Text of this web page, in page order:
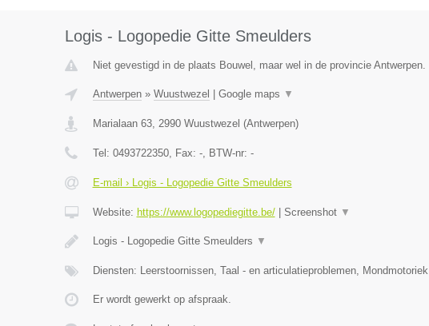
Logis - Logopedie Gitte Smeulders
Niet gevestigd in de plaats Bouwel, maar wel in de provincie Antwerpen.
Antwerpen» Wuustwezel Google maps ▼
Marialaan 63, 2990 Wuustwezel (Antwerpen)
Tel: 0493722350, Fax: -, BTW-nr: -
E-mail › Logis - Logopedie Gitte Smeulders
Website: https://www.logopediegitte.be/| Screenshot ▼
Logis - Logopedie Gitte Smeulders ▼
Diensten: Leerstoornissen, Taal - en articulatieproblemen, Mondmotoriek
Er wordt gewerkt op afspraak.